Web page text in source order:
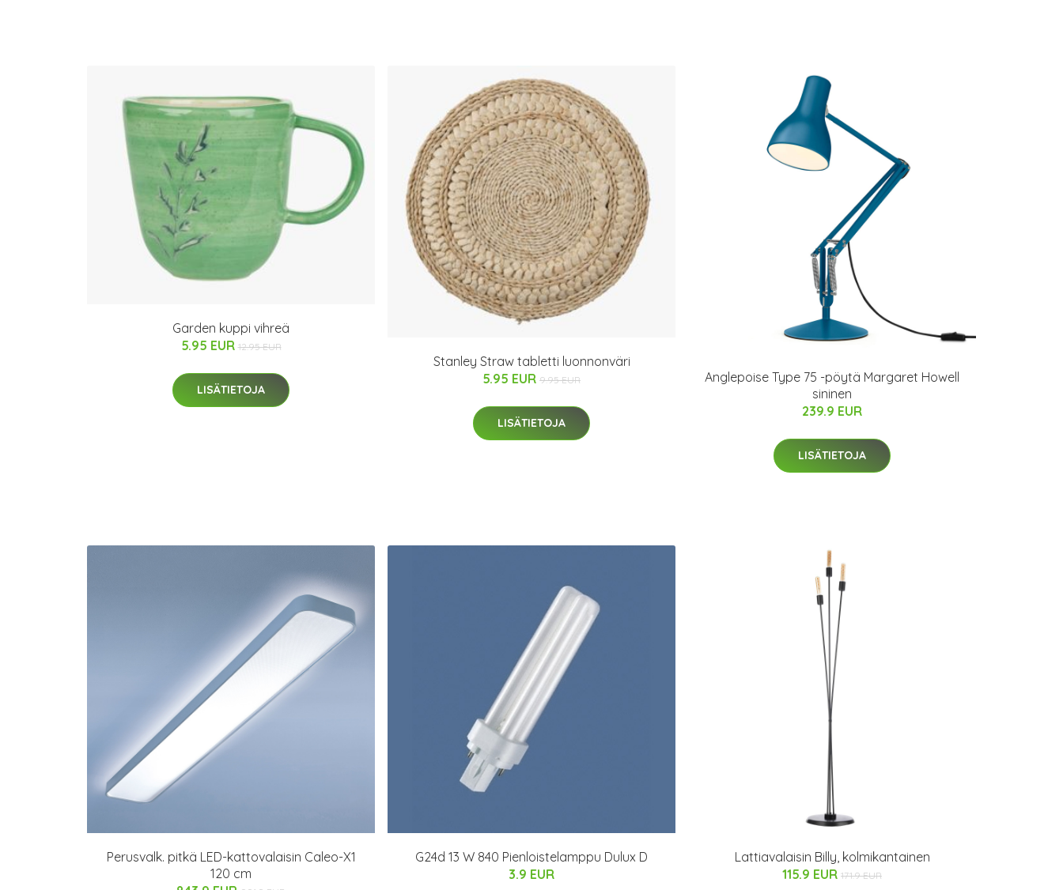
Garden kuppi vihreä
5.95 EUR 12.95 EUR
LISÄTIETOJA
Stanley Straw tabletti luonnonväri
5.95 EUR 9.95 EUR
LISÄTIETOJA
Anglepoise Type 75 -pöytä Margaret Howell
sininen
239.9 EUR
LISÄTIETOJA
Perusvalk. pitkä LED-kattovalaisin Caleo-X1
120 cm
G24d 13 W 840 Pienloistelamppu Dulux D
3.9 EUR
Lattiavalaisin Billy, kolmikantainen
115.9 EUR 171.9 EUR